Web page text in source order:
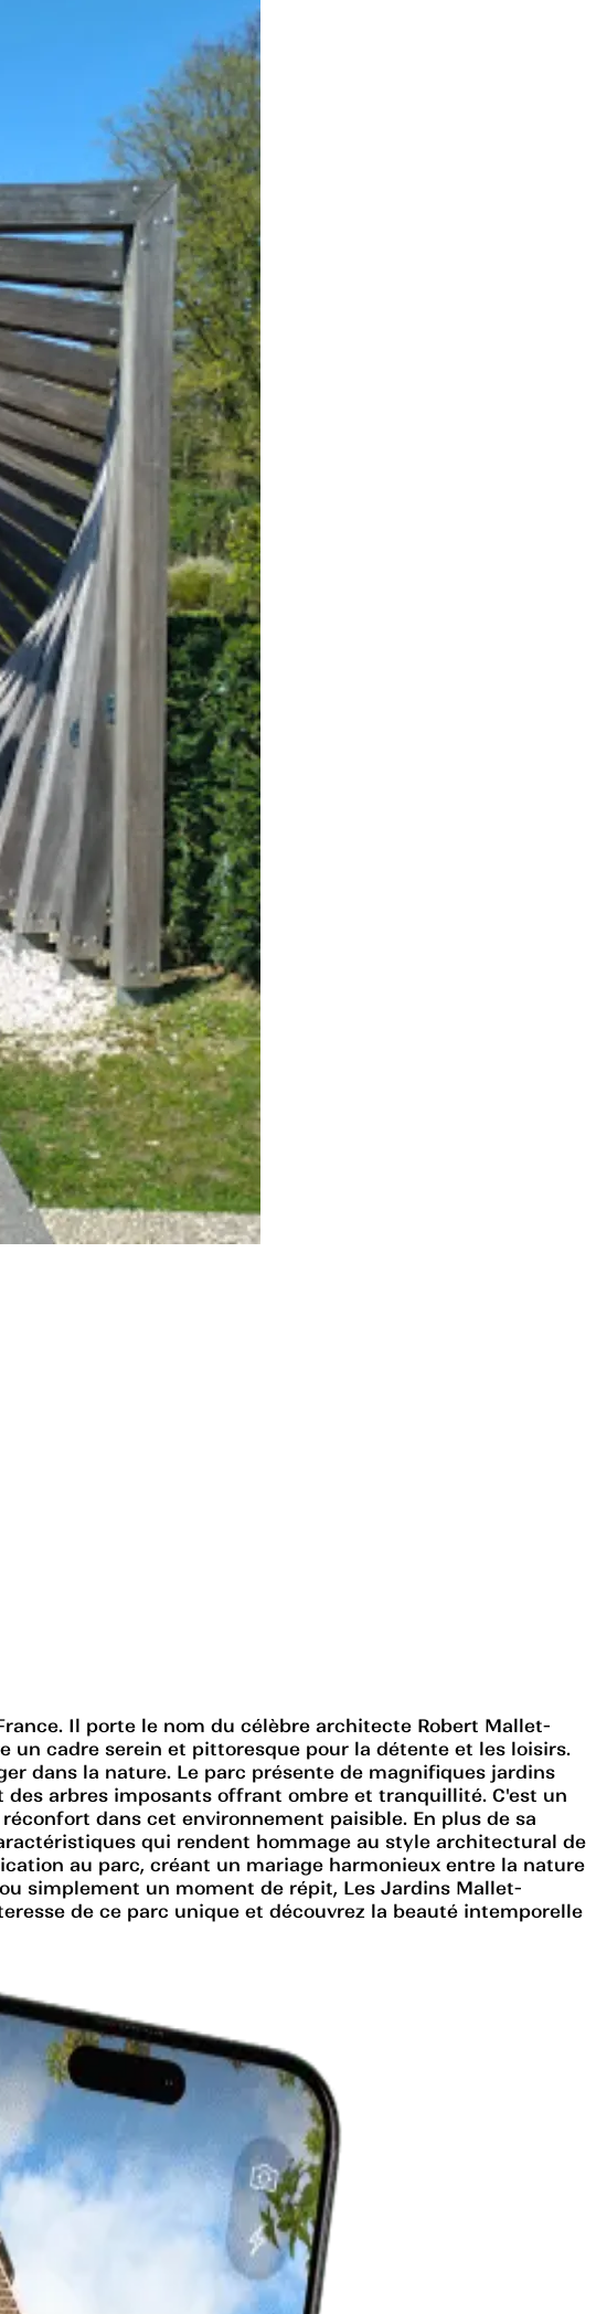
Il porte le nom du célèbre architecte Robert Mallet-
un cadre serein et pittoresque pour la détente et les loisirs.
dans la nature. Le parc présente de magnifiques jardins
des arbres imposants offrant ombre et tranquillité. C'est un
dans cet environnement paisible. En plus de sa
qui rendent hommage au style architectural de
au parc, créant un mariage harmonieux entre la nature
simplement un moment de répit, Les Jardins Mallet-
de ce parc unique et découvrez la beauté intemporelle